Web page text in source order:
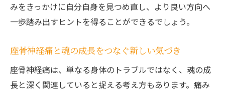
みをきっかけに自分自身を見つめ直し、より良い方向へ
一歩踏み出すヒントを得ることができるでしょう。
座骨神経痛と魂の成長をつなぐ新しい気づき
座骨神経痛は、単なる身体のトラブルではなく、魂の成
長と深く関連していると捉える考え方もあります。痛み